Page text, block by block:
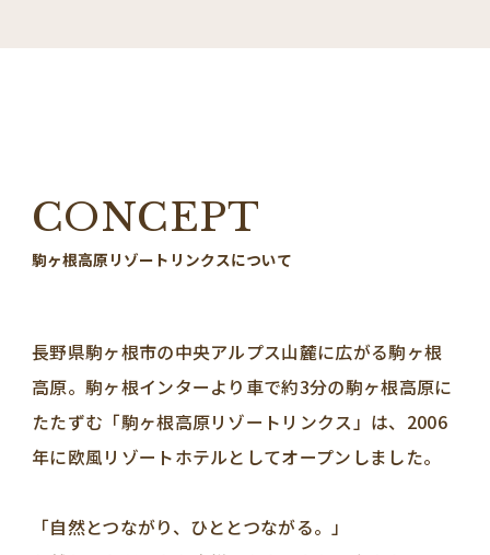
CONCEPT
駒ヶ根高原リゾートリンクスについて
長野県駒ヶ根市の中央アルプス山麓に広がる駒ヶ根
高原。駒ヶ根インターより車で約3分の駒ヶ根高原に
たたずむ「駒ヶ根高原リゾートリンクス」は、2006
年に欧風リゾートホテルとしてオープンしました。
「自然とつながり、ひととつながる。」